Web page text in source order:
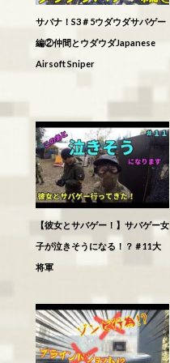
サバナ！S3＃5ウダウダサバゲー
編②仲間とウダウダJapanese
Airsoft Sniper
【彼女とサバゲー！】サバゲー女
子が泣きそうになる！？＃11大
将軍